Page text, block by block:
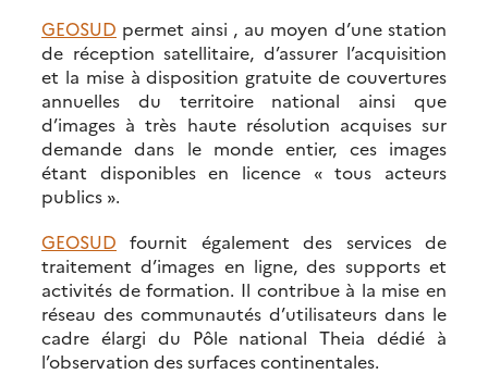
GEOSUD permet ainsi , au moyen d’une station
de réception satellitaire, d’assurer l’acquisition
et la mise à disposition gratuite de couvertures
annuelles du territoire national ainsi que
d’images à très haute résolution acquises sur
demande dans le monde entier, ces images
étant disponibles en licence « tous acteurs
publics ».
GEOSUD fournit également des services de
traitement d’images en ligne, des supports et
activités de formation. Il contribue à la mise en
réseau des communautés d’utilisateurs dans le
cadre élargi du Pôle national Theia dédié à
l’observation des surfaces continentales.